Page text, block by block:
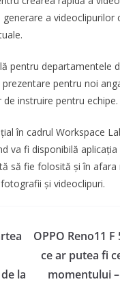
a videoclipurilor
pentru departamentele
pentru noi
instruire pentru echipe.
în cadrul Workspace
va fi disponibilă
să fie folosită și în
și videoclipuri.
la
OPPO Reno11
ce ar putea fi
momentului